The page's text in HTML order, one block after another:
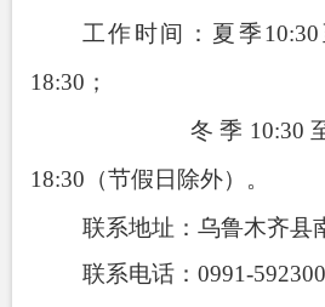
工作时间：夏季10:30
18:30 ；
冬季 10:30
18:30 （节假日除外）。
联系地址：乌鲁木齐县
联系电话： 0991-